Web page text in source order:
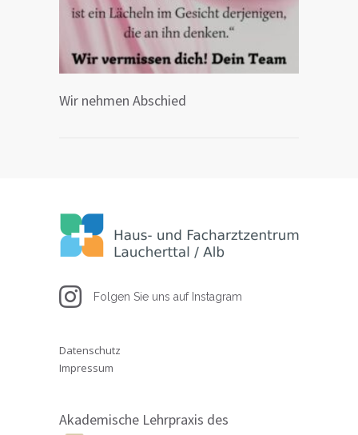
Wir nehmen Abschied
Folgen Sie uns auf Instagram
Datenschutz
Impressum
Akademische Lehrpraxis des